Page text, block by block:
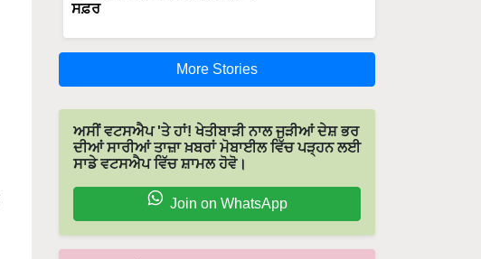
ਸਫ਼ਰ
More Stories
ਅਸੀਂ ਵਟਸਐਪ 'ਤੇ ਹਾਂ! ਖੇਤੀਬਾੜੀ ਨਾਲ ਜੁੜੀਆਂ ਦੇਸ਼ ਭਰ
ਦੀਆਂ ਸਾਰੀਆਂ ਤਾਜ਼ਾ ਖ਼ਬਰਾਂ ਮੋਬਾਈਲ ਵਿੱਚ ਪੜ੍ਹਨ ਲਈ
ਸਾਡੇ ਵਟਸਐਪ ਵਿੱਚ ਸ਼ਾਮਲ ਹੋਵੋ।
Join on WhatsApp